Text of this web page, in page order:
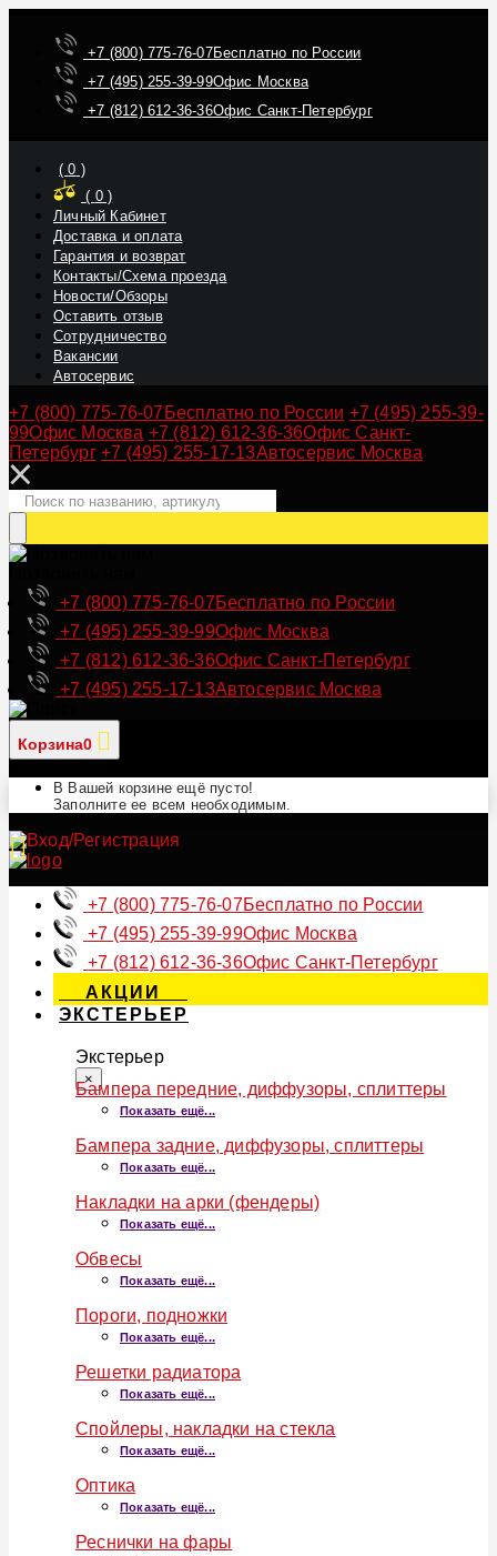
+7 (800) 775-76-07Бесплатно по России
+7 (495) 255-39-99Офис Москва
+7 (812) 612-36-36Офис Санкт-Петербург
(0 )
( 0)
Личный Кабинет
Доставка и оплата
Гарантия и возврат
Контакты/Схема проезда
Новости/Обзоры
Оставить отзыв
Сотрудничество
Вакансии
Автосервис
+7 (800) 775-76-07 Бесплатно по России +7 (495) 255-39-
99Офис Москва +7 (812) 612-36-36Офис Санкт-
Петербург +7 (495) 255-17-13Автосервис Москва
+7 (800) 775-76-07Бесплатно по России
+7 (495) 255-39-99Офис Москва
+7 (812) 612-36-36Офис Санкт-Петербург
+7 (495) 255-17-13Автосервис Москва
Корзина0
В Вашей корзине ещё пусто!
Заполните ее всем необходимым.
+7 (800) 775-76-07Бесплатно по России
+7 (495) 255-39-99Офис Москва
+7 (812) 612-36-36Офис Санкт-Петербург
АКЦИИ
ЭКСТЕРЬЕР
Экстерьер
×
Бампера передние, диффузоры, сплиттеры
Показать ещё...
Бампера задние, диффузоры, сплиттеры
Показать ещё...
Накладки на арки (фендеры)
Показать ещё...
Обвесы
Показать ещё...
Пороги, подножки
Показать ещё...
Решетки радиатора
Показать ещё...
Спойлеры, накладки на стекла
Показать ещё...
Оптика
Показать ещё...
Реснички на фары